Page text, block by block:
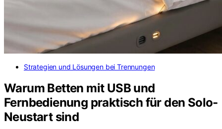
Strategien und Lösungen bei Trennungen
Warum Betten mit USB und
Fernbedienung praktisch für den Solo-
Neustart sind